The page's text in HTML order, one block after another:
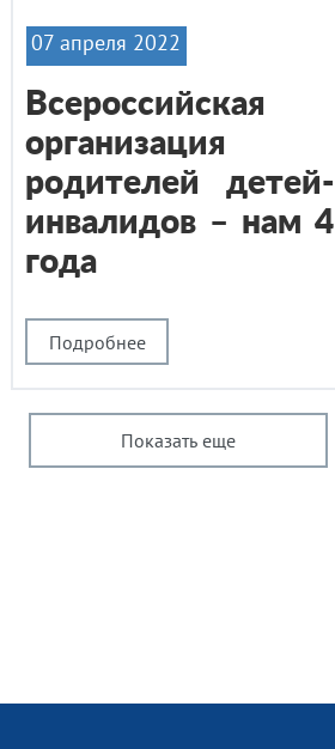
Подробнее
Всероссийская
организация
родителей детей-
инвалидов – нам 4
года
07 апреля 2022
Показать еще